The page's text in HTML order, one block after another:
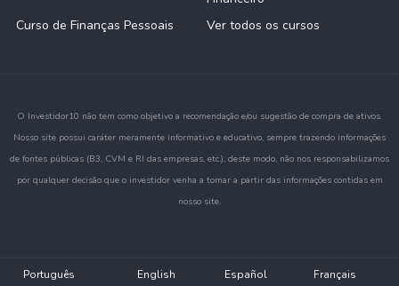
Curso de Finanças Pessoais
Ver todos os cursos
O Investidor10 não tem como objetivo a recomendação e/ou sugestão de compra de ativos.
Nosso site possui caráter meramente informativo e educativo, sempre trazendo informações
de fontes públicas (B3, CVM e RI das empresas, etc.), deste modo, não nos responsabilizamos
por qualquer decisão que o investidor venha a tomar a partir das informações contidas em
nosso site.
Português
English
Español
Français